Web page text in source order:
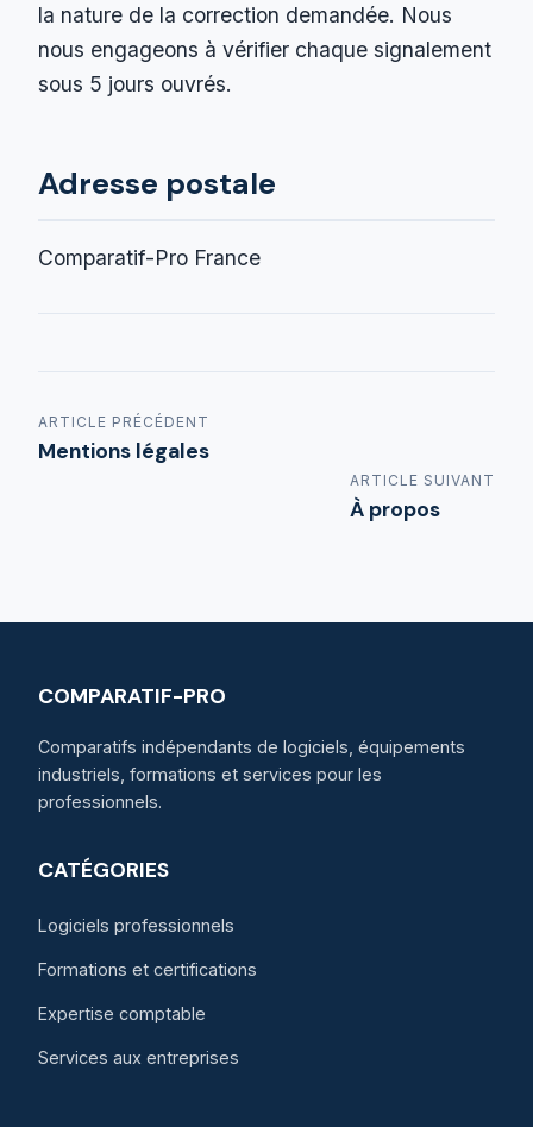
la nature de la correction demandée. Nous
nous engageons à vérifier chaque signalement
sous 5 jours ouvrés.
Adresse postale
Comparatif-Pro France
ARTICLE PRÉCÉDENT
Mentions légales
ARTICLE SUIVANT
À propos
COMPARATIF-PRO
Comparatifs indépendants de logiciels, équipements
industriels, formations et services pour les
professionnels.
CATÉGORIES
Logiciels professionnels
Formations et certifications
Expertise comptable
Services aux entreprises